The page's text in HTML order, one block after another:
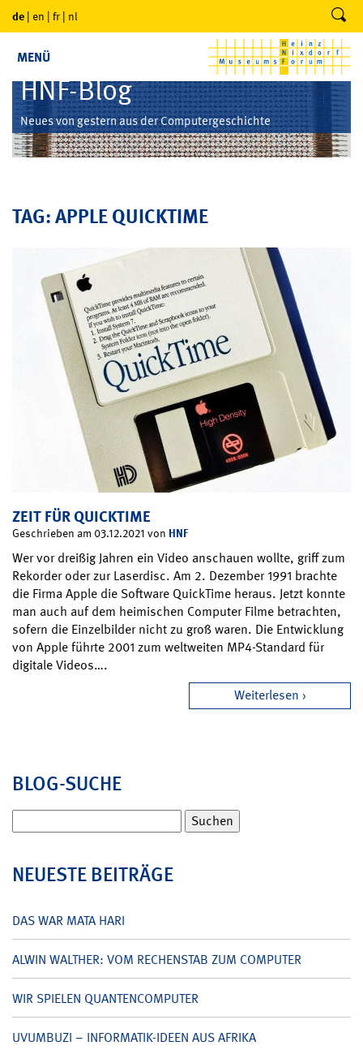
de | en | fr | nl
MENÜ
HNF-Blog
Neues von gestern aus der Computergeschichte
TAG: APPLE QUICKTIME
ZEIT FÜR QUICKTIME
Geschrieben am 03.12.2021 von HNF
Wer vor dreißig Jahren ein Video anschauen wollte, griff zum
Rekorder oder zur Laserdisc. Am 2. Dezember 1991 brachte
die Firma Apple die Software QuickTime heraus. Jetzt konnte
man auch auf dem heimischen Computer Filme betrachten,
sofern die Einzelbilder nicht zu groß waren. Die Entwicklung
von Apple führte 2001 zum weltweiten MP4-Standard für
digitale Videos….
Weiterlesen
BLOG-SUCHE
nach:
NEUESTE BEITRÄGE
DAS WAR MATA HARI
ALWIN WALTHER: VOM RECHENSTAB ZUM COMPUTER
WIR SPIELEN QUANTENCOMPUTER
UVUMBUZI – INFORMATIK-IDEEN AUS AFRIKA